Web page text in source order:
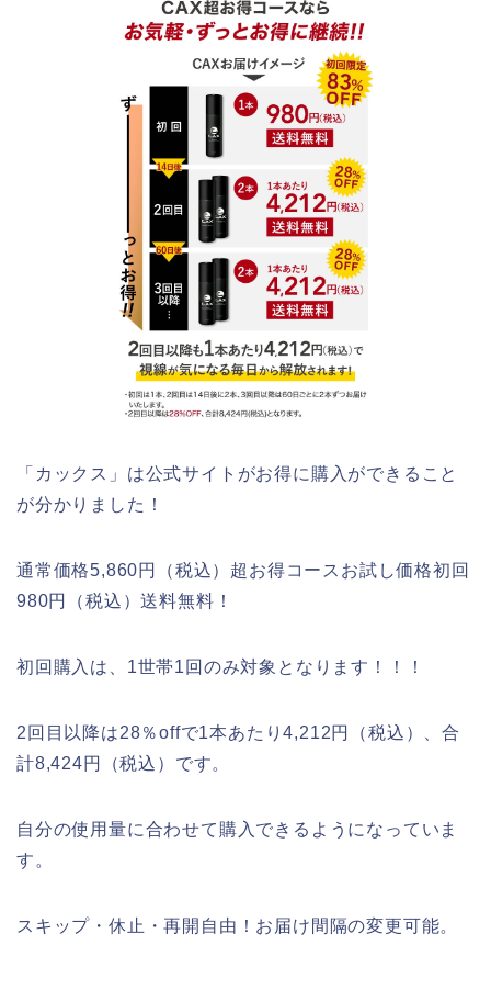
「カックス」は公式サイトがお得に購入ができること
が分かりました！
通常価格5,860円（税込）超お得コースお試し価格初回
980円（税込）送料無料！
初回購入は、1世帯1回のみ対象となります！！！
2回目以降は28％offで1本あたり4,212円（税込）、合
計8,424円（税込）です。
自分の使用量に合わせて購入できるようになっていま
す。
スキップ・休止・再開自由！お届け間隔の変更可能。